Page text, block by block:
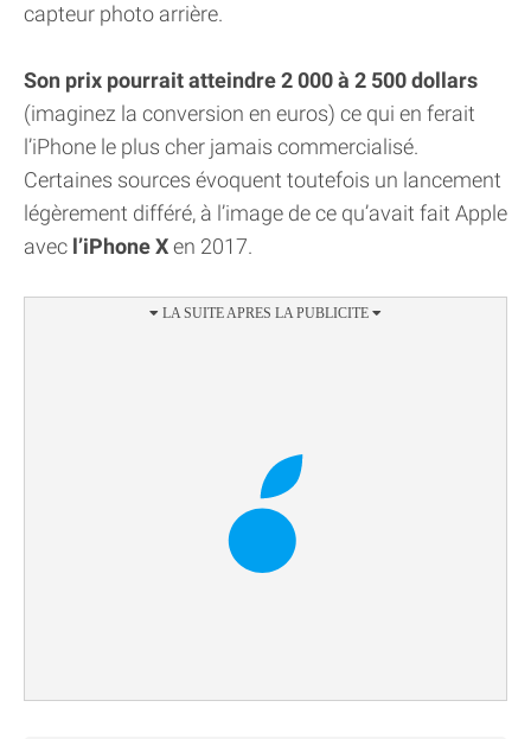
capteur photo arrière.
Son prix pourrait atteindre 2 000 à 2 500 dollars
(imaginez la conversion en euros) ce qui en ferait
l’iPhone le plus cher jamais commercialisé.
Certaines sources évoquent toutefois un lancement
légèrement différé, à l’image de ce qu’avait fait Apple
avec l’iPhone Xen 2017.